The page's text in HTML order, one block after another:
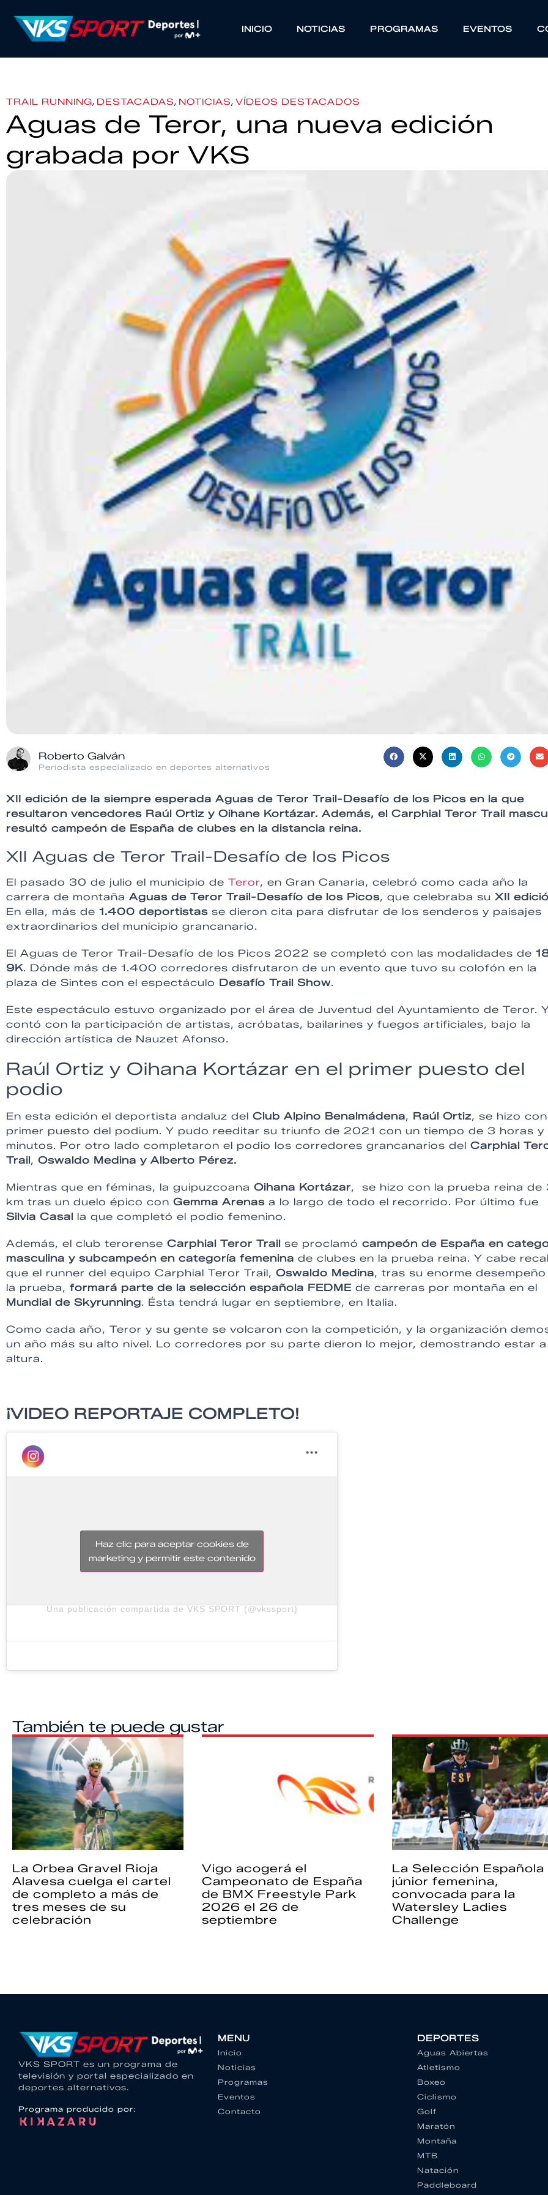
INICIO NOTICIAS PROGRAMAS EVENTOS
TRAIL RUNNING, DESTACADAS, NOTICIAS, VÍDEOS DESTACADOS
Aguas de Teror, una nueva edición
grabada por VKS
Roberto Galván
Periodista especializado en deportes alternativos
XII edición de la siempre esperada Aguas de Teror Trail-Desafío de los Picos en la que
resultaron vencedores Raúl Ortiz y Oihane Kortázar. Además, el Carphial Teror Trail
resultó campeón de España de clubes en la distancia reina.
XII Aguas de Teror Trail-Desafío de los Picos
El pasado 30 de julio el municipio de Teror, en Gran Canaria, celebró como cada año la
carrera de montaña Aguas de Teror Trail-Desafío de los Picos, que celebraba su XII
En ella, más de 1.400 deportistas se dieron cita para disfrutar de los senderos y paisajes
extraordinarios del municipio grancanario.
El Aguas de Teror Trail-Desafío de los Picos 2022 se completó con las modalidades de
9K. Dónde más de 1.400 corredores disfrutaron de un evento que tuvo su colofón en la
plaza de Sintes con el espectáculo Desafío Trail Show.
Este espectáculo estuvo organizado por el área de Juventud del Ayuntamiento de Teror.
contó con la participación de artistas, acróbatas, bailarines y fuegos artificiales, bajo la
dirección artística de Nauzet Afonso.
Raúl Ortiz y Oihana Kortázar en el primer puesto del
podio
En esta edición el deportista andaluz del Club Alpino Benalmádena, Raúl Ortiz, se hizo
primer puesto del podium. Y pudo reeditar su triunfo de 2021 con un tiempo de 3 horas y
minutos. Por otro lado completaron el podio los corredores grancanarios del Carphial
Trail, Oswaldo Medina y Alberto Pérez.
Mientras que en féminas, la guipuzcoana Oihana Kortázar, se hizo con la prueba reina de
km tras un duelo épico con Gemma Arenas a lo largo de todo el recorrido. Por último fue
Silvia Casal la que completó el podio femenino.
Además, el club terorense Carphial Teror Trail se proclamó campeón de España en
masculina y subcampeón en categoría femenina de clubes en la prueba reina. Y cabe
que el runner del equipo Carphial Teror Trail, Oswaldo Medina, tras su enorme desempeño
la prueba, formará parte de la selección española FEDME de carreras por montaña en el
Mundial de Skyrunning. Ésta tendrá lugar en septiembre, en Italia.
Como cada año, Teror y su gente se volcaron con la competición, y la organización
un año más su alto nivel. Lo corredores por su parte dieron lo mejor, demostrando estar a
altura.
¡VIDEO REPORTAJE COMPLETO!
Una publicación compartida de VKS SPORT (@vkssport)
Haz clic para aceptar cookies de
marketing y permitir este contenido
También te puede gustar
La Orbea Gravel Rioja
Alavesa cuelga el cartel
de completo a más de
tres meses de su
celebración
Vigo acogerá el
Campeonato de España
de BMX Freestyle Park
2026 el 26 de
septiembre
La Selección Española
júnior femenina,
convocada para la
Watersley Ladies
Challenge
VKS SPORT es un programa de
televisión y portal especializado en
deportes alternativos.
Programa producido por:
MENU
Inicio
Noticias
Programas
Eventos
Contacto
DEPORTES
Aguas Abiertas
Atletismo
Boxeo
Ciclismo
Golf
Maratón
Montaña
MTB
Natación
Paddleboard